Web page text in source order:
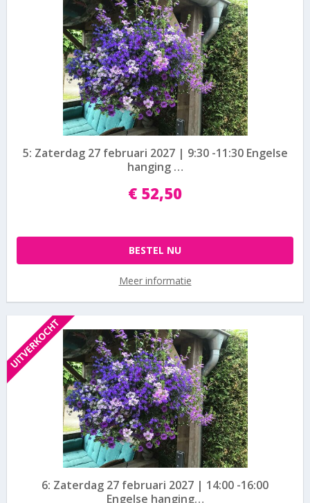
5: Zaterdag 27 februari 2027 | 9:30 -11:30 Engelse
hanging …
€ 52,50
Meer informatie
BESTEL NU
6: Zaterdag 27 februari 2027 | 14:00 -16:00
Engelse hanging…